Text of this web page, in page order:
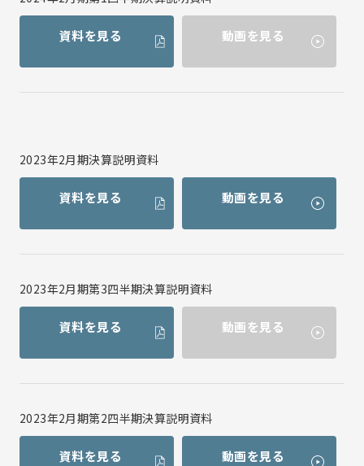
資料を見る 動画を見る
2023年2月期決算説明資料
資料を見る 動画を見る
2023年2月期第3四半期決算説明資料
資料を見る 動画を見る
2023年2月期第2四半期決算説明資料
資料を見る 動画を見る